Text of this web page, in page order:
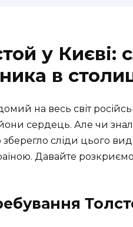
у Києві:
в
на весь світ
сердець. Але чи
сліди цього
Давайте